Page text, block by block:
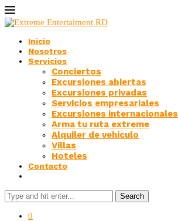
Inicio
Nosotros
Servicios
Conciertos
Excursiones abiertas
Excursiones privadas
Servicios empresariales
Excursiones internacionales
Arma tu ruta extreme
Alquiler de vehículo
Villas
Hoteles
Contacto
Search
0